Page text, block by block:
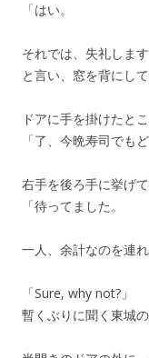
「はい。
それでは、失礼します
と言い、窓を背にして
ドアに手を掛けたとこ
「了、今晩寿司でも
右手を後ろ手に挙げ
「待ってました。
一人、余計なのを連
「Sure, why not?」
暫くぶりに聞く東城